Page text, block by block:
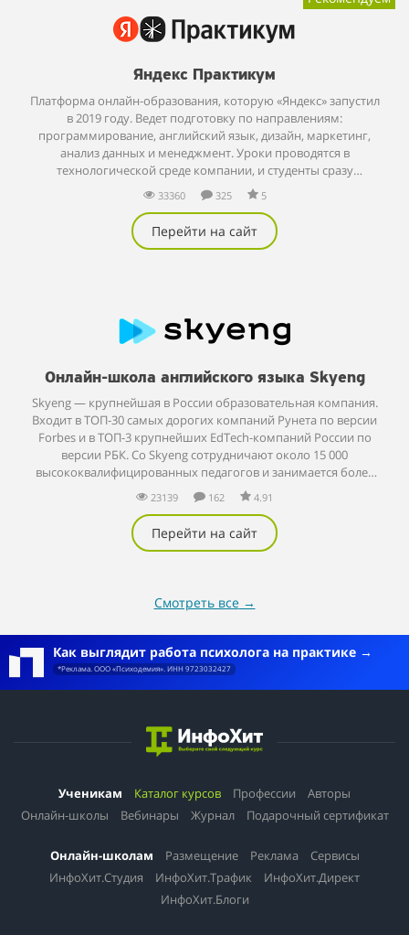
Яндекс Практикум
Платформа онлайн-образования, которую «Яндекс» запустил
в 2019 году. Ведет подготовку по направлениям:
программирование, английский язык, дизайн, маркетинг,
анализ данных и менеджмент. Уроки проводятся в
технологической среде компании, и студенты сразу
применяют новые знания на практике.
33360 325 5
Перейти на сайт
Онлайн-школа английского языка Skyeng
Skyeng — крупнейшая в России образовательная компания.
Входит в ТОП-30 самых дорогих компаний Рунета по версии
Forbes и в ТОП-3 крупнейших EdTech-компаний России по
версии РБК. Со Skyeng сотрудничают около 15 000
высококвалифицированных педагогов и занимается более
150 000 учеников. Обучение в школе проходит на
собственной образовательной платформе, которая
интегрирована с личным словарем и мобильным
приложением.
23139 162 4.91
Перейти на сайт
Смотреть все →
Как выглядит работа психолога на практике
*Реклама. ООО «Психодемия». ИНН 9723032427
Ученикам Каталог курсов Профессии
Авторы
Онлайн-школы
Вебинары Журнал Подарочный сертификат
Онлайн-школам Размещение Реклама
Сервисы
ИнфоХит.Студия
ИнфоХит.Трафик
ИнфоХит.Директ
ИнфоХит.Блоги